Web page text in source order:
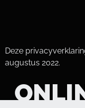
Deze
augustus 2022.